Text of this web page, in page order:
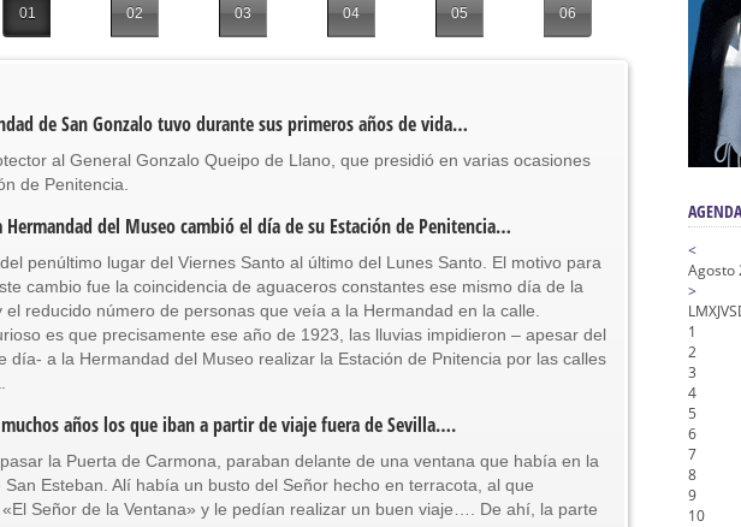
Principal de Instituto a la Virgen del Valle
y Besamano en la Quinta Angustia
del Señor de la Divina Misericordia, Vía Crucis y Traslado – Siete Palabras
01 02 03 04 05 06
de San Gonzalo tuvo durante sus primeros años de vida…
al General Gonzalo Queipo de Llano, que presidió en varias ocasiones
de Penitencia.
Hermandad del Museo cambió el día de su Estación de Penitencia…
penúltimo lugar del Viernes Santo al último del Lunes Santo. El motivo para
cambio fue la coincidencia de aguaceros constantes ese mismo día de la
el reducido número de personas que veía a la Hermandad en la calle.
es que precisamente ese año de 1923, las lluvias impidieron – apesar del
día- a la Hermandad del Museo realizar la Estación de Pnitencia por las calles
años los que iban a partir de viaje fuera de Sevilla….
la Puerta de Carmona, paraban delante de una ventana que había en la
San Esteban. Alí había un busto del Señor hecho en terracota, al que
Señor de la Ventana» y le pedían realizar un buen viaje…. De ahí, la parte
<
Agosto
>
LMXJVS
1
2
3
4
5
6
7
8
9
10